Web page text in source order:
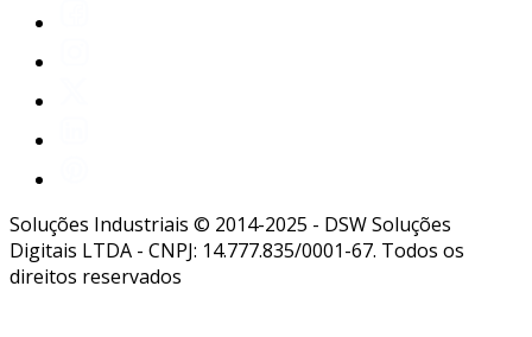
Soluções Industriais © 2014-2025 - DSW Soluções
Digitais LTDA - CNPJ: 14.777.835/0001-67. Todos os
direitos reservados